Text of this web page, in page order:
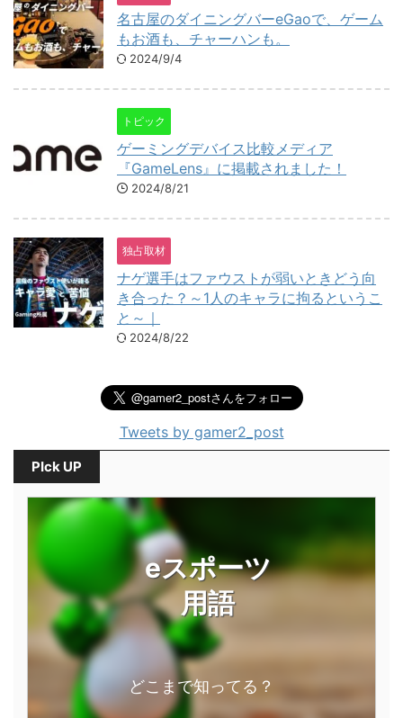
名古屋のダイニングバーeGaoで、ゲーム
もお酒も、チャーハンも。
2024/9/4
トピック
ゲーミングデバイス比較メディア
『GameLens』に掲載されました！
2024/8/21
独占取材
ナゲ選手はファウストが弱いときどう向
き合った？～1人のキャラに拘るというこ
と～｜
2024/8/22
Tweets by gamer2_post
PIck UP
eスポーツ
用語
どこまで知ってる？